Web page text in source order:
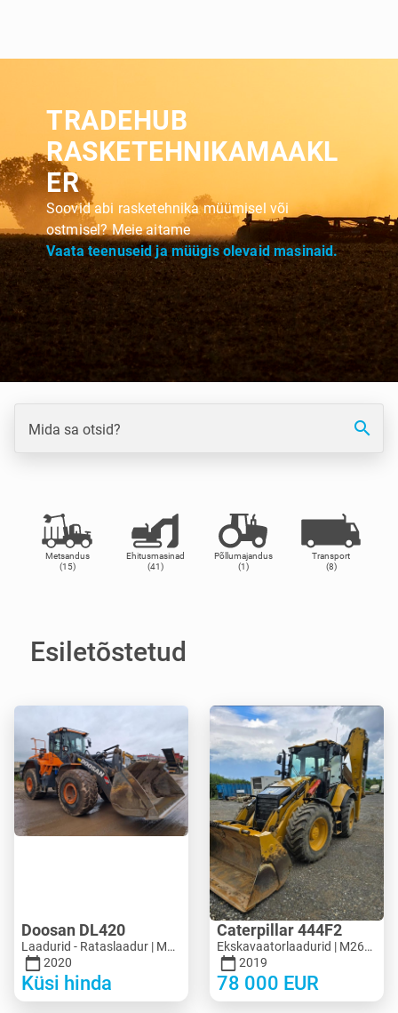
TRADEHUB
RASKETEHNIKAMAAKL
ER
Soovid abi rasketehnika müümisel või
ostmisel? Meie aitame
Vaata teenuseid ja müügis olevaid masinaid.
Mida sa otsid? search
Metsandus
(15)
Ehitusmasinad
(41)
Põllumajandus
(1)
Transport
(8)
Esiletõstetud
Doosan DL420
Laadurid - Rataslaadur | M694-5313 | MK694-5313
2020
Küsi hinda
Caterpillar 444F2
Ekskavaatorlaadurid | M263-7713 | MK263-7713
2019
78 000 EUR